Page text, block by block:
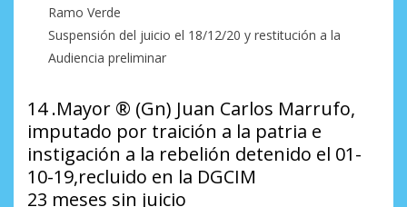
Ramo Verde
Suspensión del juicio el 18/12/20 y restitución a la
Audiencia preliminar
14 .Mayor ®️ (Gn) Juan Carlos Marrufo,
imputado por traición a la patria e
instigación a la rebelión detenido el 01-
10-19,recluido en la DGCIM
23 meses sin juicio